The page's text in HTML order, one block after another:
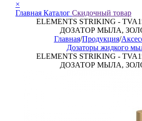
×
Главная Каталог Скидочный товар
ELEMENTS STRIKING -
ДОЗАТОР МЫЛА,
Главная/Продукция/
Дозаторы жидкого
ELEMENTS STRIKING -
ДОЗАТОР МЫЛА,